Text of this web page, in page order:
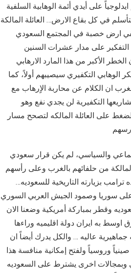
على أيدي أئمة الوهابية السلفية
في كل بقاع الارض… العائلة المالكة
ارض خصبة في المجتمع السعودي
على مدار عشرات السنين
الأكبر من هذا المارد الارهابي
الوهابي التكفيري سيصيبهم أولاً، كما
ان الكلام عن محاربة الاٍرهاب مع
التكفيرية لن يجدي نفع وهو
على العائلة المالكه لتصحح مسار
والسياسي، لم يكن قرار سعودي
من حلفائهم بالغرب وعلى رأسهم
ترامب بزيارته التاريخية للسعوديه…
سوريا وصمود الجيش العربي السوري
وقطر بمباركة أمريكية وضعنا الان
به ايران دولة اقليميه وراءها
عاليه … والكل يدرك أيضاً ان
وروسياً ولفتح إمكانية منافسة هذا
وبمجالات اخرى يشترط على السعوديه